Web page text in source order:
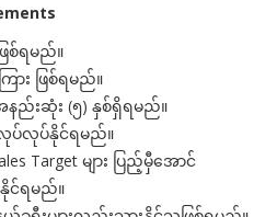
စ်ရမည်။
ား ဖြစ်ရမည်။
ည်းဆုံး (၅) နှစ်ရှိရမည်။
လုပ်လုပ်နိုင်ရမည်။
Target များ ပြည့်မှီအောင်
နိုင်ရမည်။